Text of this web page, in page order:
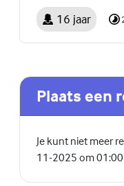
16 jaar
Plaats een
Je kunt niet meer
11-2025 om